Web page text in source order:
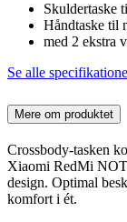
Skuldertaske
Håndtaske til
med 2 ekstra
Se alle
Mere om produktet
Crossbody-tasken
Xiaomi RedMi
design. Optimal
komfort i ét.